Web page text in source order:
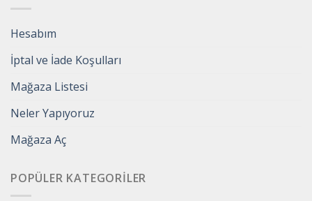
Hesabım
İptal ve İade Koşulları
Mağaza Listesi
Neler Yapıyoruz
Mağaza Aç
POPÜLER KATEGORILER